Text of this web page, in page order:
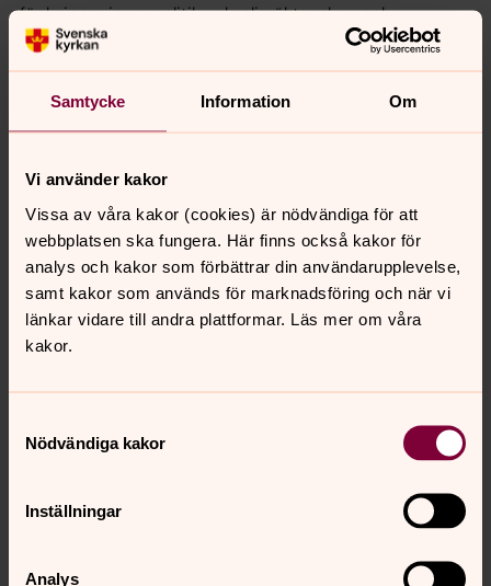
Samtycke Information Om
Vi använder kakor
Vissa av våra kakor (cookies) är nödvändiga för att
webbplatsen ska fungera. Här finns också kakor för
analys och kakor som förbättrar din användarupplevelse,
samt kakor som används för marknadsföring och när vi
länkar vidare till andra plattformar. Läs mer om våra
kakor.
Nödvändiga kakor
Inställningar
Analys
för kvinnor inom politik, yrkesliv, äktenskap och
intellektuellt liv, med en höjdpunkt under medeltiden.
Syster Sofie Hamring O. P. i samtal med Werner G.
Jeanrond, professor i systematisk teologi.
för marknadsföring.
Se videon på YouTube i stället.
Ändra inställningar
för marknadsföring.